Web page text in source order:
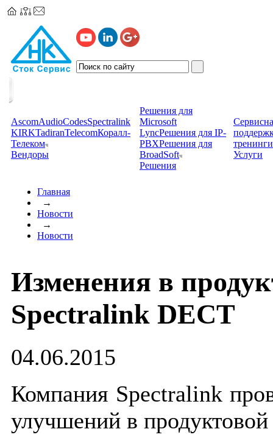
AscomAudioCodesSpectralink
KIRKTadiranTelecomКоралл-
Телеком
Вендоры
Решения для
Microsoft
LyncРешения для IP-
PBXРешения для
BroadSoft
Решения
тренинги
Услуги
Главная
→
Новости
→
Новости
Изменения в
Spectralink DECT
04.06.2015
Компания Spectralink
улучшений в